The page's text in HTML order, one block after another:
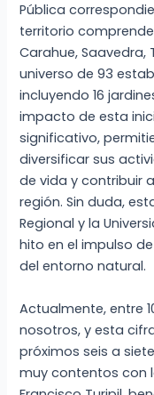
Pública
territorio
Carahue, Saavedra,
universo de 93
incluyendo 16
impacto de esta
significativo,
diversificar sus
de vida y contribuir
región. Sin duda,
Regional y la
hito en el impulso
del entorno natural.
Actualmente, entre
nosotros, y esta
próximos seis a
muy contentos con